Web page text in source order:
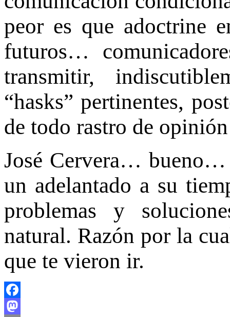
peor es que adoctrine
futuros…
transmitir,
“hasks” pertinentes,
de todo rastro de
José Cervera… bueno…
un adelantado a su
problemas y
natural. Razón por la
que te vieron ir.
Facebook